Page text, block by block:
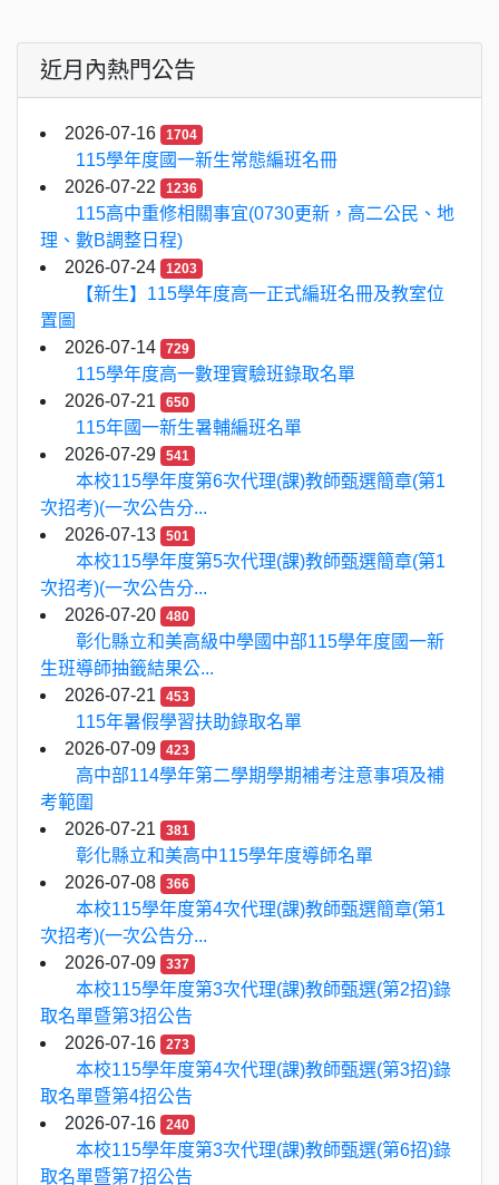
近月內熱門公告
2026-07-16 1704
115學年度國一新生常態編班名冊
2026-07-22
1236
115高中重修相關事宜(0730更新，高二公民、地
理、數B調整日程)
2026-07-24
1203
【新生】115學年度高一正式編班名冊及教室位
置圖
2026-07-14
729
115學年度高一數理實驗班錄取名單
2026-07-21
650
115年國一新生暑輔編班名單
2026-07-29
541
本校115學年度第6次代理(課)教師甄選簡章(第1
次招考)(一次公告分...
2026-07-13
501
本校115學年度第5次代理(課)教師甄選簡章(第1
次招考)(一次公告分...
2026-07-20
480
彰化縣立和美高級中學國中部115學年度國一新
生班導師抽籤結果公...
2026-07-21
453
115年暑假學習扶助錄取名單
2026-07-09
423
高中部114學年第二學期學期補考注意事項及補
考範圍
2026-07-21
381
彰化縣立和美高中115學年度導師名單
2026-07-08
366
本校115學年度第4次代理(課)教師甄選簡章(第1
次招考)(一次公告分...
2026-07-09
337
本校115學年度第3次代理(課)教師甄選(第2招)錄
取名單暨第3招公告
2026-07-16
273
本校115學年度第4次代理(課)教師甄選(第3招)錄
取名單暨第4招公告
2026-07-16
240
本校115學年度第3次代理(課)教師甄選(第6招)錄
取名單暨第7招公告